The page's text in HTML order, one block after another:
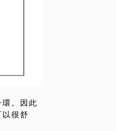
。因此
很舒